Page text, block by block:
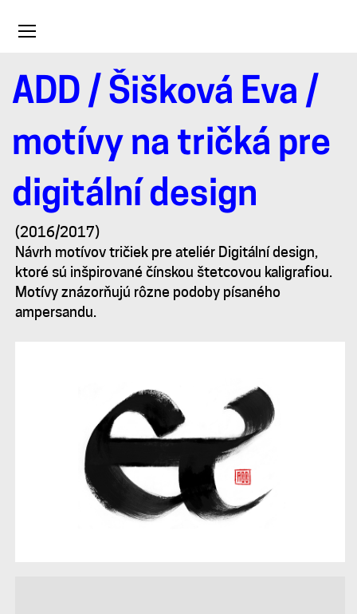
Toggle
ADD / Šišková Eva /
motívy na tričká pre
digitální design
motívy
na
tričká
pre
digitální
(2016/2017)
Návrh motívov tričiek pre ateliér Digitální design,
ktoré sú inšpirované čínskou štetcovou kaligrafiou.
Motívy znázorňujú rôzne podoby písaného
ampersandu.